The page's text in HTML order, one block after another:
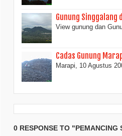
Gunung Singgalang
View gunung dan
Cadas Gunung
Marapi, 10 Agustus
0 RESPONSE TO "PEMANCING